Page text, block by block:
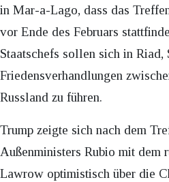
in Mar-a-Lago, dass das
vor Ende des Februars
Staatschefs sollen sich in
Friedensverhandlungen
Russland zu führen.
Trump zeigte sich nach dem
Außenministers Rubio mit dem
Lawrow optimistisch über die